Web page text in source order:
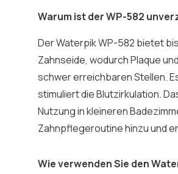
Warum ist der WP-582
Der Waterpik WP-582 bietet
Zahnseide, wodurch Plaque
schwer erreichbaren Stellen.
stimuliert die Blutzirkulation.
Nutzung in kleineren
Zahnpflegeroutine hinzu und
Wie verwenden Sie den